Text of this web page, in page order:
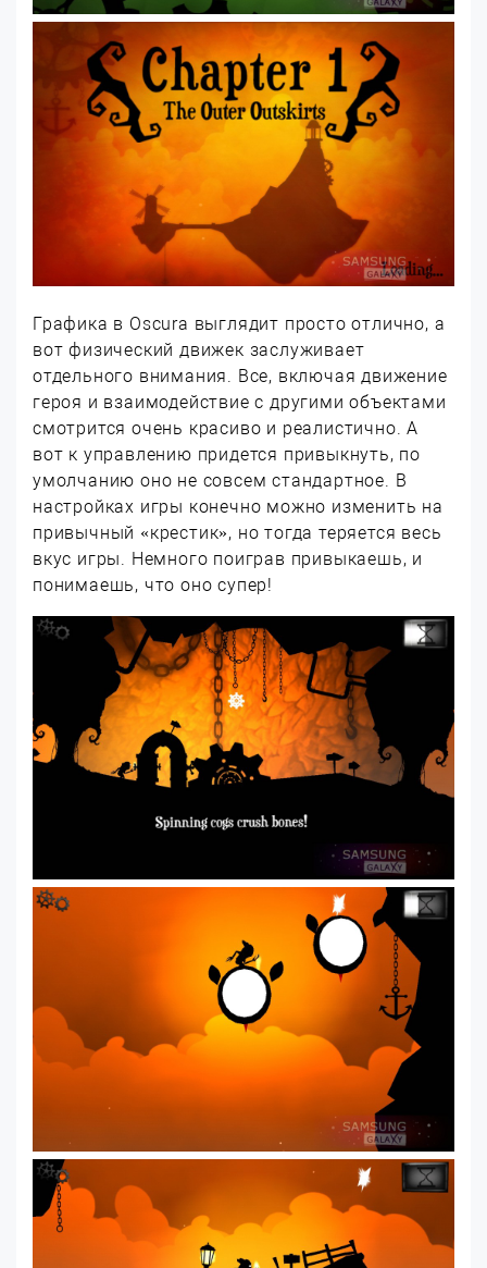
Графика в Oscura выглядит просто отлично, а
вот физический движек заслуживает
отдельного внимания. Все, включая движение
героя и взаимодействие с другими объектами
смотрится очень красиво и реалистично. А
вот к управлению придется привыкнуть, по
умолчанию оно не совсем стандартное. В
настройках игры конечно можно изменить на
привычный «крестик», но тогда теряется весь
вкус игры. Немного поиграв привыкаешь, и
понимаешь, что оно супер!